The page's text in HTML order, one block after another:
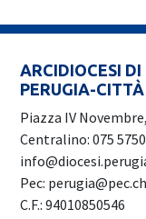
ARCIDIOCESI DI
PERUGIA-
Piazza IV
Centralino: 075
Pec:
C.F.: 94010850546